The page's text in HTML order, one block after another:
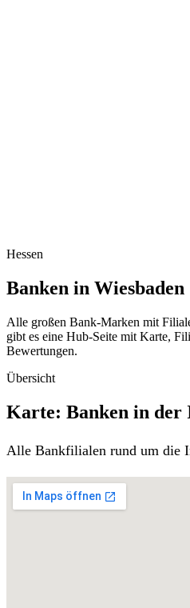
Hessen
Banken in Wiesbaden
Alle großen Bank-Marken mit
gibt es eine Hub-Seite mit Karte,
Bewertungen.
Übersicht
Karte: Banken in der
Alle Bankfilialen rund um die